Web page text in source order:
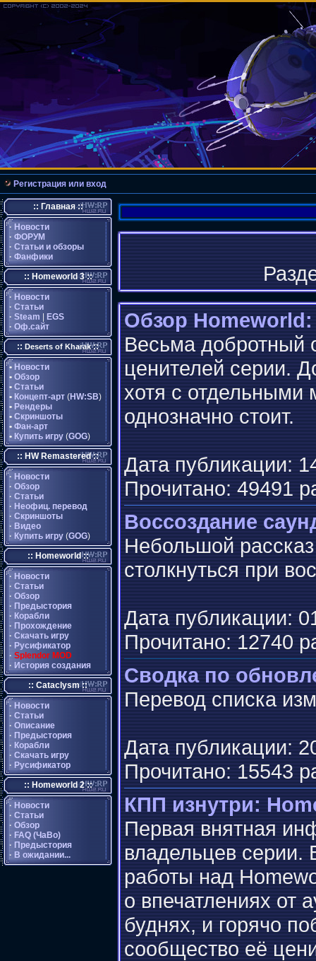
Регистрация или вход
:: Главная ::
· Новости
· ФОРУМ
· Статьи и обзоры
· Фанфики
:: Homeworld 3 ::
· Новости
· Статьи
· Steam
EGS
· Оф.сайт
:: Deserts of Kharak::
• Новости
• Обзор
• Статьи
• Концепт-арт (HW:SB)
• Рендеры
• Скриншоты
• Фан-арт
• Купить игру (GOG)
:: HW Remastered ::
· Новости
· Обзор
· Статьи
· Неофиц. перевод
· Скриншоты
· Видео
· Купить игру (GOG)
:: Homeworld ::
· Новости
· Статьи
· Обзор
· Предыстория
· Корабли
· Прохождение
· Скачать игру
· Русификатор
· Splendor MOD
· История создания
:: Cataclysm ::
· Новости
· Статьи
· Описание
· Предыстория
· Корабли
· Скачать игру
· Русификатор
:: Homeworld 2 ::
· Новости
· Статьи
· Обзор
· FAQ (ЧаВо)
· Предыстория
· В ожидании...
Обзор
Весьма добротный
ценителей серии.
хотя с отдельными
однозначно стоит.
Дата публикации:
Прочитано: 49491
Воссоздание
Небольшой
столкнуться при
Дата публикации:
Прочитано: 12740
Сводка по
Перевод списка
Дата публикации:
Прочитано: 15543
КПП изнутри:
Первая внятная
владельцев серии.
работы над
о впечатлениях от
буднях, и горячо
сообщество её